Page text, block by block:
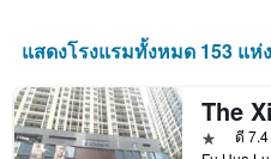
แสดงโรงแรมทั้งหมด 153 แห่ง
1 ดาวดี 7.4